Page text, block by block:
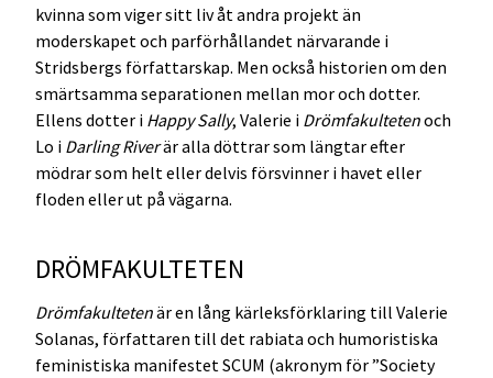
kvinna som viger sitt liv åt andra projekt än
moderskapet och parförhållandet närvarande i
Stridsbergs författarskap. Men också historien om den
smärtsamma separationen mellan mor och dotter.
Ellens dotter i Happy Sally, Valerie i Drömfakultetenoch
Lo i Darling Riverär alla döttrar som längtar efter
mödrar som helt eller delvis försvinner i havet eller
floden eller ut på vägarna.
DRÖMFAKULTETEN
Drömfakultetenär en lång kärleksförklaring till Valerie
Solanas, författaren till det rabiata och humoristiska
feministiska manifestet SCUM (akronym för ”Society